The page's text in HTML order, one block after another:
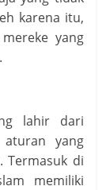
karena itu,
yang
lahir dari
yang
Termasuk di
memiliki